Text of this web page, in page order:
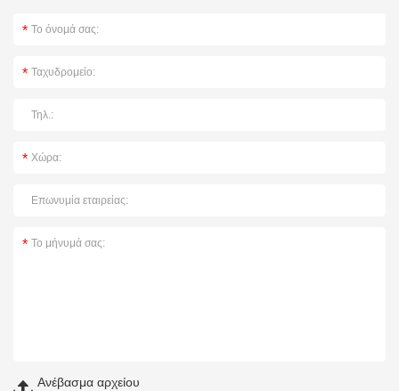
Ανέβασμα αρχείου